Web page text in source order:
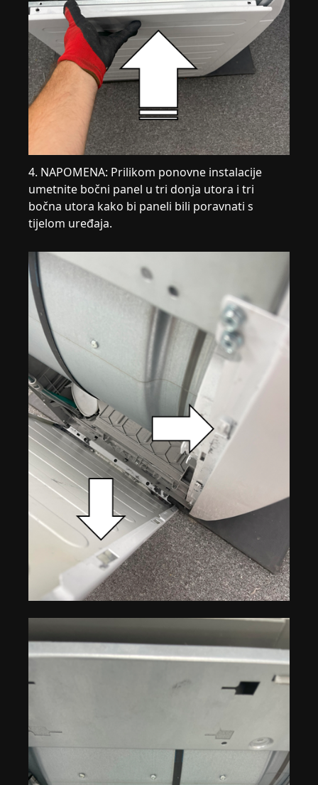
4. NAPOMENA: Prilikom ponovne instalacije
umetnite bočni panel u tri donja utora i tri
bočna utora kako bi paneli bili poravnati s
tijelom uređaja.